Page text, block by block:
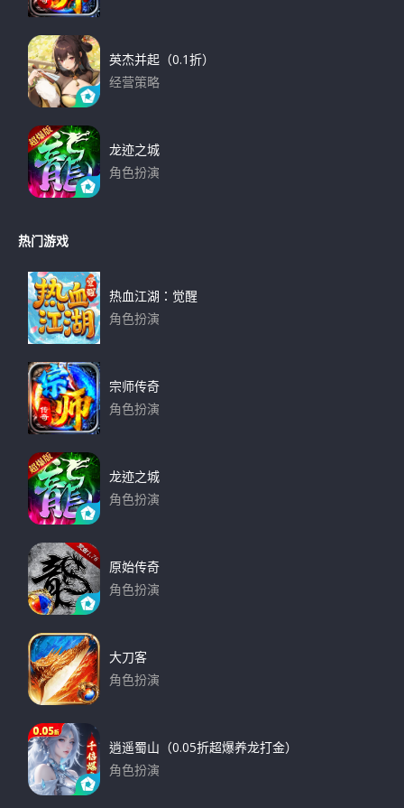
英杰并起（0.1折）
经营策略
龙迹之城
角色扮演
热门游戏
热血江湖：觉醒
角色扮演
宗师传奇
角色扮演
龙迹之城
角色扮演
原始传奇
角色扮演
大刀客
角色扮演
逍遥蜀山（0.05折超爆养龙打金）
角色扮演